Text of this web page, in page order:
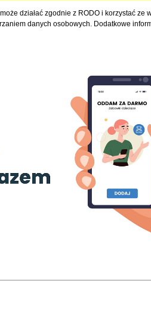
działać zgodnie z RODO i korzystać ze
danych osobowych. Dodatkowe